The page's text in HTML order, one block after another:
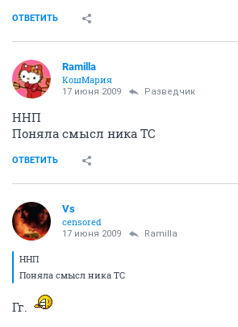
ОТВЕТИТЬ
Ramilla
КошМария
17 июня 2009 Разведчик
ННП
Поняла смысл ника ТС
ОТВЕТИТЬ
Vs
censored
17 июня 2009 Ramilla
ННП
Поняла смысл ника ТС
Гг.